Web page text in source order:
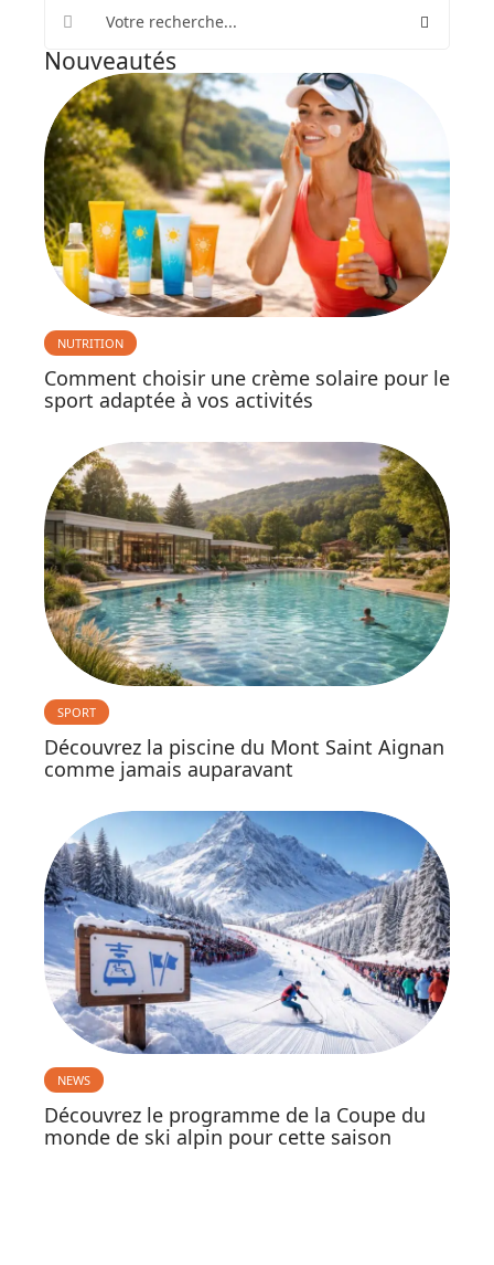
Nouveautés
NUTRITION
Comment choisir une crème solaire pour le
sport adaptée à vos activités
SPORT
Découvrez la piscine du Mont Saint Aignan
comme jamais auparavant
NEWS
Découvrez le programme de la Coupe du
monde de ski alpin pour cette saison